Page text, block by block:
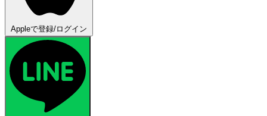
Appleで登録/ログイン